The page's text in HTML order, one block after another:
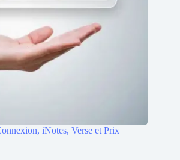
iNotes, Verse et Prix